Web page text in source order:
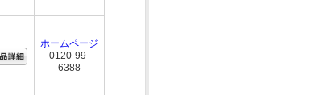
ホームページ
0120-99-
6388